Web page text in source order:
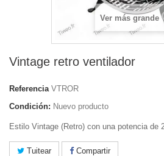
Ver más grande
Vintage retro ventilador
Referencia VTROR
Condición: Nuevo producto
Estilo Vintage (Retro) con una potencia de
Tuitear Compartir